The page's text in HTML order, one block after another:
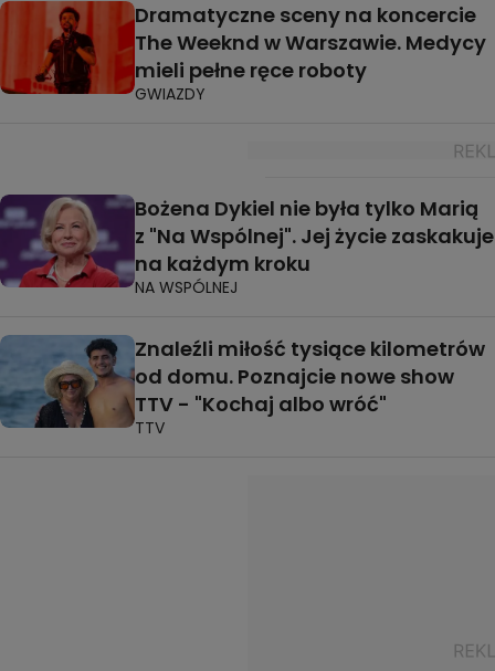
Dramatyczne sceny na koncercie
The Weeknd w Warszawie. Medycy
mieli pełne ręce roboty
GWIAZDY
Bożena Dykiel nie była tylko Marią
z "Na Wspólnej". Jej życie zaskakuje
na każdym kroku
NA WSPÓLNEJ
Znaleźli miłość tysiące kilometrów
od domu. Poznajcie nowe show
TTV - "Kochaj albo wróć"
TTV